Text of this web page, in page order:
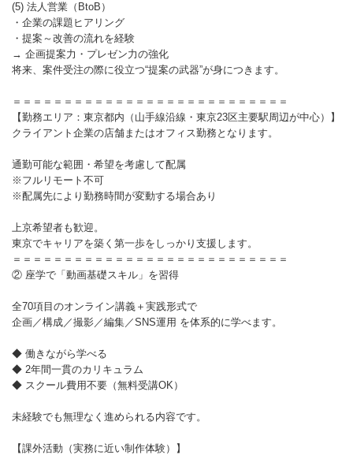
(5) 法人営業（BtoB）
・企業の課題ヒアリング
・提案～改善の流れを経験
→ 企画提案力・プレゼン力の強化
将来、案件受注の際に役立つ“提案の武器”が身につきます。
＝＝＝＝＝＝＝＝＝＝＝＝＝＝＝＝＝＝＝＝＝＝＝＝＝＝＝
【勤務エリア：東京都内（山手線沿線・東京23区主要駅周辺が中心）】
クライアント企業の店舗またはオフィス勤務となります。
通勤可能な範囲・希望を考慮して配属
※フルリモート不可
※配属先により勤務時間が変動する場合あり
上京希望者も歓迎。
東京でキャリアを築く第一歩をしっかり支援します。
＝＝＝＝＝＝＝＝＝＝＝＝＝＝＝＝＝＝＝＝＝＝＝＝＝＝＝
② 座学で「動画基礎スキル」を習得
全70項目のオンライン講義＋実践形式で
企画／構成／撮影／編集／SNS運用 を体系的に学べます。
◆ 働きながら学べる
◆ 2年間一貫のカリキュラム
◆ スクール費用不要（無料受講OK）
未経験でも無理なく進められる内容です。
【課外活動（実務に近い制作体験）】